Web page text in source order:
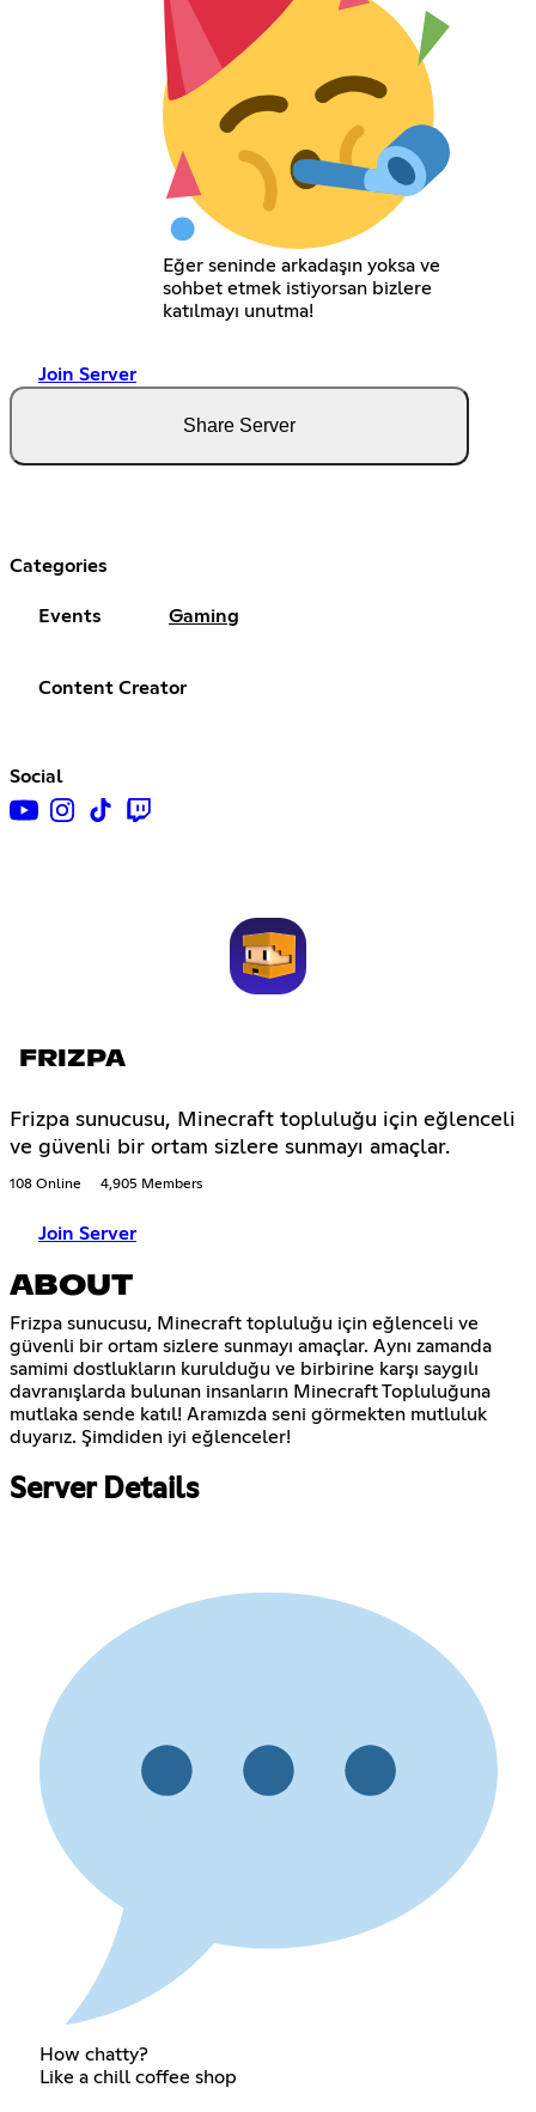
Eğer seninde arkadaşın yoksa ve
sohbet etmek istiyorsan bizlere
katılmayı unutma!
Join Server
Share Server
Categories
Events Gaming
Content Creator
Social
FRIZPA
Frizpa sunucusu, Minecraft topluluğu için eğlenceli
ve güvenli bir ortam sizlere sunmayı amaçlar.
108 Online 4,905 Members
Join Server
ABOUT
Frizpa sunucusu, Minecraft topluluğu için eğlenceli ve
güvenli bir ortam sizlere sunmayı amaçlar. Aynı zamanda
samimi dostlukların kurulduğu ve birbirine karşı saygılı
davranışlarda bulunan insanların Minecraft Topluluğuna
mutlaka sende katıl! Aramızda seni görmekten mutluluk
duyarız. Şimdiden iyi eğlenceler!
Server Details
How chatty?
Like a chill coffee shop